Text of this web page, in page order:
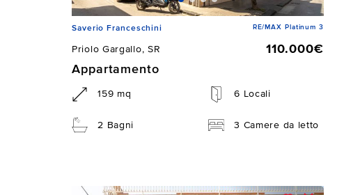
Saverio Franceschini RE/MAX Platinum 3
Priolo Gargallo, SR
110.000€
Appartamento
159 mq 6 Locali
2 Bagni 3 Camere da letto